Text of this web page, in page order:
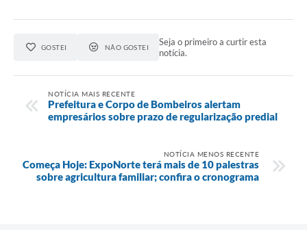
GOSTEI NÃO GOSTEI
Seja o primeiro a curtir esta
notícia.
NOTÍCIA MAIS RECENTE
Prefeitura e Corpo de Bombeiros alertam
empresários sobre prazo de regularização predial
NOTÍCIA MENOS RECENTE
Começa Hoje: ExpoNorte terá mais de 10 palestras
sobre agricultura familiar; confira o cronograma